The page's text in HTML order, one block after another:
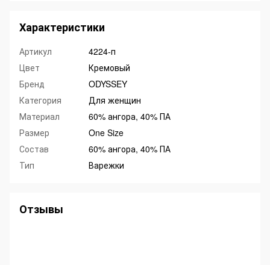
Характеристики
Артикул
4224-п
Цвет
Кремовый
Бренд
ODYSSEY
Категория
Для женщин
Материал
60% ангора, 40% ПА
Размер
One Size
Состав
60% ангора, 40% ПА
Тип
Варежки
Отзывы